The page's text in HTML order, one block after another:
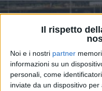
Il rispetto
Noi e i nostri partner
informazioni su un
personali, come
inviate da un dispositivo